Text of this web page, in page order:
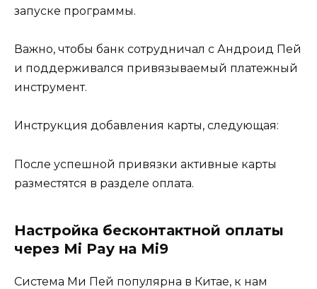
запуске программы.
Важно, чтобы банк сотрудничал с Андроид Пей
и поддерживался привязываемый платежный
инструмент.
Инструкция добавления карты, следующая:
После успешной привязки активные карты
разместятся в разделе оплата.
Настройка бесконтактной оплаты
через Mi Pay на Mi9
Система Ми Пей популярна в Китае, к нам